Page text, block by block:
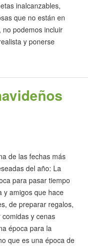
inalcanzables,
que no están en
no podemos incluir
y ponerse
de las fechas más
del año: La
para pasar tiempo
y amigos que hace
de preparar regalos,
y cenas
época para la
que es una época de